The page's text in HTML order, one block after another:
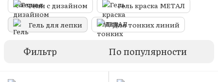
Гели с дизайном
Гель краска МЕТАЛ
Гель для лепки
Для тонких линий
Фильтр По популярности